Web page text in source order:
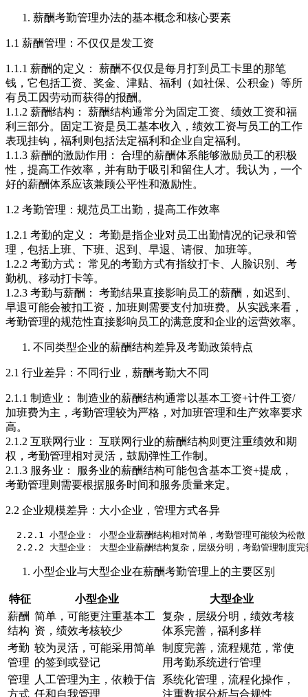
薪酬考勤管理办法的基本概念和核心要素
1.1 薪酬管理：不仅仅是发工资
1.1.1 薪酬的定义： 薪酬不仅仅是每月打到员工卡里的那笔
钱，它包括工资、奖金、津贴、福利（如社保、公积金）等所
有员工因劳动而获得的报酬。
1.1.2 薪酬结构： 薪酬结构通常分为固定工资、绩效工资和福
利三部分。固定工资是员工基本收入，绩效工资与员工的工作
表现挂钩，福利则包括法定福利和企业自定福利。
1.1.3 薪酬的激励作用： 合理的薪酬体系能够激励员工的积极
性，提高工作效率，并有助于吸引和留住人才。我认为，一个
好的薪酬体系应该兼顾公平性和激励性。
1.2 考勤管理：规范员工出勤，提高工作效率
1.2.1 考勤的定义： 考勤是指企业对员工出勤情况的记录和管
理，包括上班、下班、迟到、早退、请假、加班等。
1.2.2 考勤方式： 常见的考勤方式有指纹打卡、人脸识别、考
勤机、移动打卡等。
1.2.3 考勤与薪酬： 考勤结果直接影响员工的薪酬，如迟到、
早退可能会被扣工资，加班则需要支付加班费。从实践来看，
考勤管理的规范性直接影响员工的满意度和企业的运营效率。
不同类型企业的薪酬结构差异及考勤政策特点
2.1 行业差异：不同行业，薪酬考勤大不同
2.1.1 制造业： 制造业的薪酬结构通常以基本工资+计件工资/
加班费为主，考勤管理较为严格，对加班管理和生产效率要求
高。
2.1.2 互联网行业： 互联网行业的薪酬结构则更注重绩效和期
权，考勤管理相对灵活，鼓励弹性工作制。
2.1.3 服务业： 服务业的薪酬结构可能包含基本工资+提成，
考勤管理则需要根据服务时间和服务质量来定。
2.2 企业规模差异：大小企业，管理方式各异
2.2.1 小型企业： 小型企业薪酬结构相对简单，考勤管理可能较为松散
小型企业与大型企业在薪酬考勤管理上的主要区别
特征 小型企业
大型企业
薪酬
结构
简单，可能更注重基本工
资，绩效考核较少
复杂，层级分明，绩效考核
体系完善，福利多样
考勤
管理
较为灵活，可能采用简单
的签到或登记
制度完善，流程规范，常使
用考勤系统进行管理
管理
方式
人工管理为主，依赖于信
任和自我管理
系统化管理，流程化操作，
注重数据分析与合规性